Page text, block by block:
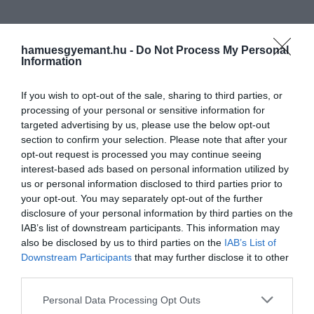
hamuesgyemant.hu - Do Not Process My Personal
Information
If you wish to opt-out of the sale, sharing to third parties, or
processing of your personal or sensitive information for
targeted advertising by us, please use the below opt-out
section to confirm your selection. Please note that after your
opt-out request is processed you may continue seeing
interest-based ads based on personal information utilized by
us or personal information disclosed to third parties prior to
your opt-out. You may separately opt-out of the further
disclosure of your personal information by third parties on the
IAB’s list of downstream participants. This information may
also be disclosed by us to third parties on the IAB’s List of
Downstream Participants that may further disclose it to other
Please note that this website/app uses one or more Google
Personal Data Processing Opt Outs